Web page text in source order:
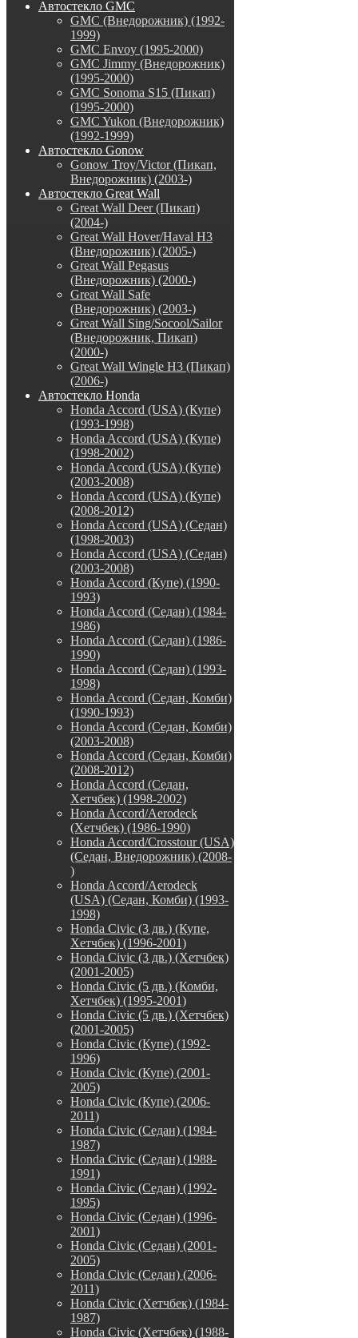
Автостекло GMC
GMC (Внедорожник) (1992-
1999)
GMC Envoy (1995-2000)
GMC Jimmy (Внедорожник)
(1995-2000)
GMC Sonoma S15 (Пикап)
(1995-2000)
GMC Yukon (Внедорожник)
(1992-1999)
Автостекло Gonow
Gonow Troy/Victor (Пикап,
Внедорожник) (2003-)
Автостекло Great Wall
Great Wall Deer (Пикап)
(2004-)
Great Wall Hover/Haval H3
(Внедорожник) (2005-)
Great Wall Pegasus
(Внедорожник) (2000-)
Great Wall Safe
(Внедорожник) (2003-)
Great Wall Sing/Socool/Sailor
(Внедорожник, Пикап)
(2000-)
Great Wall Wingle H3 (Пикап)
(2006-)
Автостекло Honda
Honda Accord (USA) (Купе)
(1993-1998)
Honda Accord (USA) (Купе)
(1998-2002)
Honda Accord (USA) (Купе)
(2003-2008)
Honda Accord (USA) (Купе)
(2008-2012)
Honda Accord (USA) (Седан)
(1998-2003)
Honda Accord (USA) (Седан)
(2003-2008)
Honda Accord (Купе) (1990-
1993)
Honda Accord (Седан) (1984-
1986)
Honda Accord (Седан) (1986-
1990)
Honda Accord (Седан) (1993-
1998)
Honda Accord (Седан, Комби)
(1990-1993)
Honda Accord (Седан, Комби)
(2003-2008)
Honda Accord (Седан, Комби)
(2008-2012)
Honda Accord (Седан,
Хетчбек) (1998-2002)
Honda Accord/Aerodeck
(Хетчбек) (1986-1990)
Honda Accord/Crosstour (USA)
(Седан, Внедорожник) (2008-
)
Honda Accord/Аerodeck
(USA) (Седан, Комби) (1993-
1998)
Honda Civic (3 дв.) (Купе,
Хетчбек) (1996-2001)
Honda Civic (3 дв.) (Хетчбек)
(2001-2005)
Honda Civic (5 дв.) (Комби,
Хетчбек) (1995-2001)
Honda Civic (5 дв.) (Хетчбек)
(2001-2005)
Honda Civic (Купе) (1992-
1996)
Honda Civic (Купе) (2001-
2005)
Honda Civic (Купе) (2006-
2011)
Honda Civic (Седан) (1984-
1987)
Honda Civic (Седан) (1988-
1991)
Honda Civic (Седан) (1992-
1995)
Honda Civic (Седан) (1996-
2001)
Honda Civic (Седан) (2001-
2005)
Honda Civic (Седан) (2006-
2011)
Honda Civic (Хетчбек) (1984-
1987)
Honda Civic (Хетчбек) (1988-